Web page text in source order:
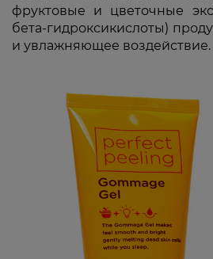
фруктовые и цветочные
бета-гидроксикислоты)
и увлажняющее воздействие.